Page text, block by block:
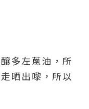
釀多左蔥油 ，所
晒出嚟 ，所以